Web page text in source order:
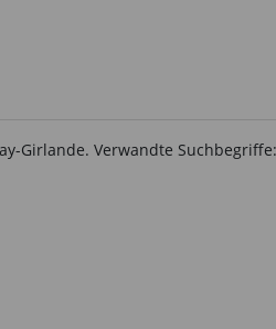
Girlande. Verwandte